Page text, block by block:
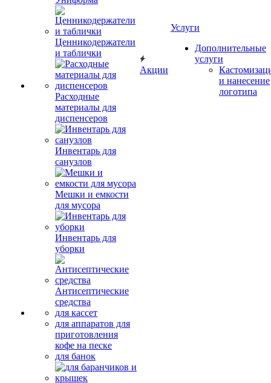
Ценникодержатели
и таблички
Расходные
материалы для
диспенсеров
Инвентарь для
санузлов
Мешки и емкости
для мусора
Инвентарь для
уборки
Антисептические
средства
для кассет
для аппаратов для
приготовления
кофе на песке
для банок
Акции
Услуги
Дополнительные
услуги
и нанесение
логотипа